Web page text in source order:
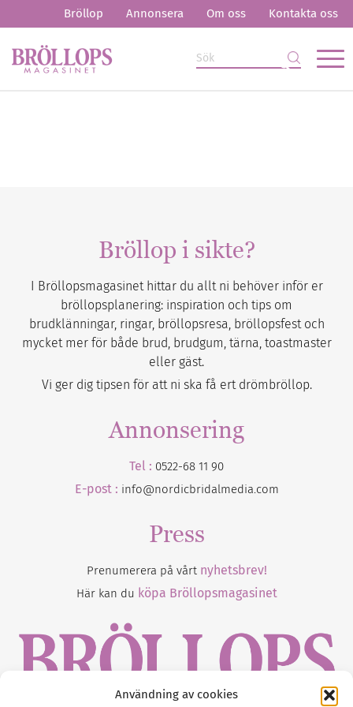
Användning av cookies
Bröllop Annonsera Om oss Kontakta oss
Bröllop i sikte?
I Bröllopsmagasinet hittar du allt ni behöver inför er
bröllopsplanering: inspiration och tips om
brudklänningar, ringar, bröllopsresa, bröllopsfest och
mycket mer för både brud, brudgum, tärna, toastmaster
eller gäst.
Vi ger dig tipsen för att ni ska få ert drömbröllop.
Annonsering
Tel : 0522-68 11 90
E-post : info@nordicbridalmedia.com
Press
Prenumerera på vårt nyhetsbrev!
Här kan du köpa Bröllopsmagasinet